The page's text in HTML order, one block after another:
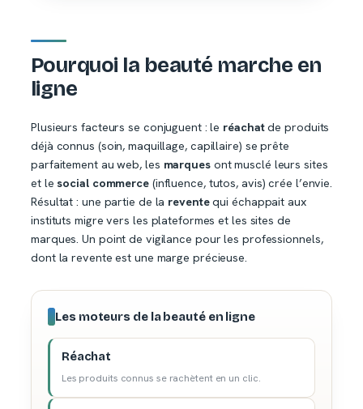
Pourquoi la beauté marche en
ligne
Plusieurs facteurs se conjuguent : le réachatde produits
déjà connus (soin, maquillage, capillaire) se prête
parfaitement au web, les marquesont musclé leurs sites
et lesocial commerce(influence, tutos, avis) crée l’envie.
Résultat : une partie de la reventequi échappait aux
instituts migre vers les plateformes et les sites de
marques. Un point de vigilance pour les professionnels,
dont la revente est une marge précieuse.
Les moteurs de la beauté en ligne
Réachat
Les produits connus se rachètent en un clic.